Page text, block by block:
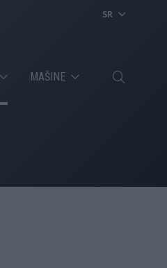
SR
MAŠINE